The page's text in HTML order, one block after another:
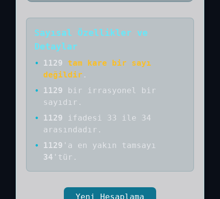
Sayısal Özellikler ve
Detaylar
• 1129
tam kare bir sayı
değildir .
•
1129 bir
irrasyonel bir
sayıdır .
•
1129
ifadesi 33 ile 34
arasındadır.
•
1129 'a en yakın tamsayı
34 'tür.
Yeni Hesaplama